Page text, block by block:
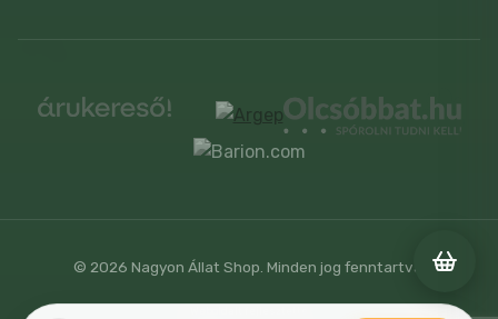
© 2026 Nagyon Állat Shop. Minden jog fenntartva.